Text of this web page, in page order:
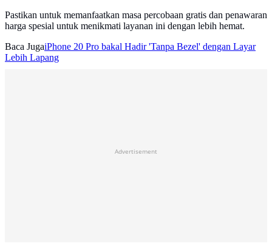
Pastikan untuk memanfaatkan masa percobaan gratis dan penawaran
harga spesial untuk menikmati layanan ini dengan lebih hemat.
Baca JugaiPhone 20 Pro bakal Hadir 'Tanpa Bezel' dengan Layar
Lebih Lapang
Advertisement